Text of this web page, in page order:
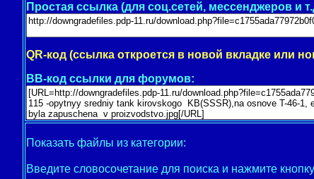
Простая ссылка (для соц.сетей, мессенджеров и
QR-код (ссылка откроется в новой вкладке или
BB-код ссылки для форумов:
Показать файлы из категории:
Введите словосочетание для поиска и нажмите кнопку